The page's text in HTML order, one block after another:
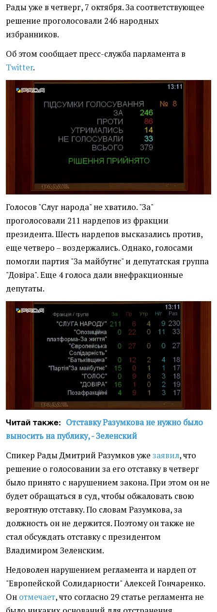
Рады уже в четверг, 7 октября. За соответствующее
решение проголосовали 246 народных
избранников.
Об этом сообщает пресс-служба парламента в
Twitter.
Голосов "Слуг народа" не хватило. "За"
проголосовали 211 нардепов из фракции
президента. Шесть нардепов высказались против,
еще четверо – воздержались. Однако, голосами
помогли партия "За майбутнє" и депутатская группа
"Довіра". Еще 4 голоса дали внефракционные
депутаты.
Читай также: Отставку Разумкова не нужно было
выносить на публику, - Зеленский
Спикер Рады Дмитрий Разумков уже заявил, что
решение о голосовании за его отставку в четверг
было принято с нарушением закона. При этом он не
будет обращаться в суд, чтобы обжаловать свою
вероятную отставку. По словам Разумкова, за
должность он не держится. Поэтому он также не
стал обсуждать отставку с президентом
Владимиром Зеленским.
Недоволен нарушением регламента и нардеп от
"Европейской Солидарности" Алексей Гончаренко.
Он отмечает, что согласно 29 статье регламента не